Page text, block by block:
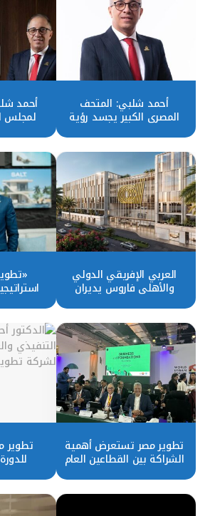
أحمد شلبي: المتحف
المصري الكبير يجسد رؤية
أحمد
لمجلس
العربي الإفريقي الدولي
والأهلي فاروس يديران
تطوير مصر تستعرض أهمية
الشراكة بين القطاعين العام
تطوير